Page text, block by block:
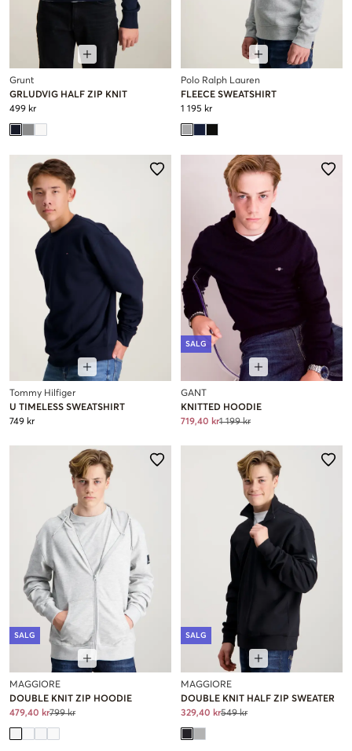
Grunt
GRLUDVIG HALF ZIP KNIT
499 kr
Polo Ralph Lauren
FLEECE SWEATSHIRT
1 195 kr
Tommy Hilfiger
U TIMELESS SWEATSHIRT
749 kr
SALG
GANT
KNITTED HOODIE
719,40 kr1 199 kr
SALG
MAGGIORE
DOUBLE KNIT ZIP HOODIE
479,40 kr799 kr
SALG
MAGGIORE
DOUBLE KNIT HALF ZIP SWEATER
329,40 kr549 kr